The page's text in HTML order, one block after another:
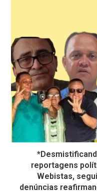
reportagens
Webistas,
denúncias